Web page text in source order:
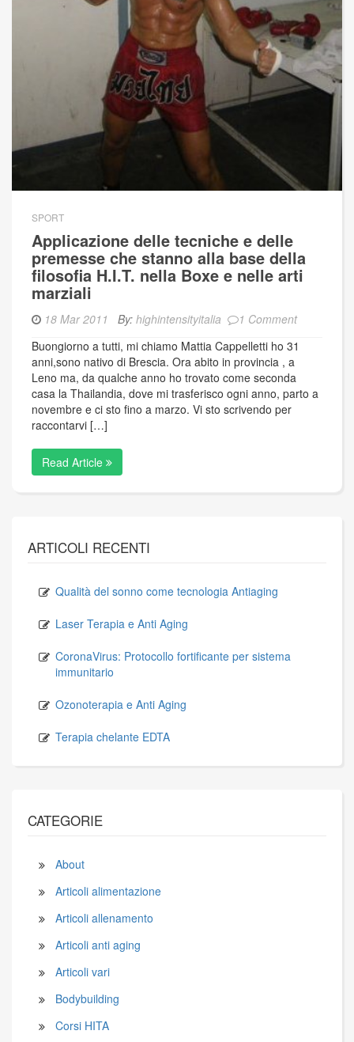
SPORT
Applicazione delle tecniche e delle
premesse che stanno alla base della
filosofia H.I.T. nella Boxe e nelle arti
marziali
18 Mar 2011 By: highintensityitalia
1 Comment
Buongiorno a tutti, mi chiamo Mattia Cappelletti ho 31
anni,sono nativo di Brescia. Ora abito in provincia , a
Leno ma, da qualche anno ho trovato come seconda
casa la Thailandia, dove mi trasferisco ogni anno, parto a
novembre e ci sto fino a marzo. Vi sto scrivendo per
raccontarvi […]
Read Article
ARTICOLI RECENTI
Qualità del sonno come tecnologia Antiaging
Laser Terapia e Anti Aging
CoronaVirus: Protocollo fortificante per sistema
immunitario
Ozonoterapia e Anti Aging
Terapia chelante EDTA
CATEGORIE
About
Articoli alimentazione
Articoli allenamento
Articoli anti aging
Articoli vari
Bodybuilding
Corsi HITA